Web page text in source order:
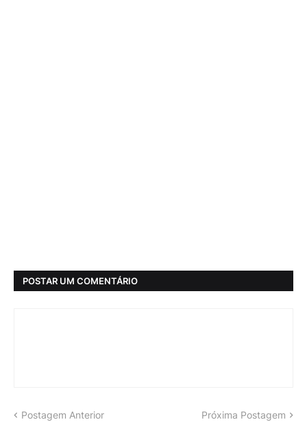
POSTAR UM COMENTÁRIO
Postagem Anterior Próxima Postagem